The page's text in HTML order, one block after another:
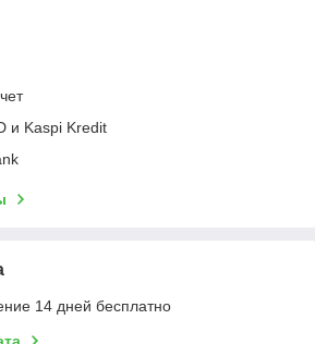
и Kaspi Kredit
14 дней бесплатно